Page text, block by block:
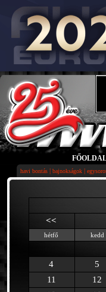
havi bontás | bajnokságok |
<<
hétfő kedd
4
5
11
12